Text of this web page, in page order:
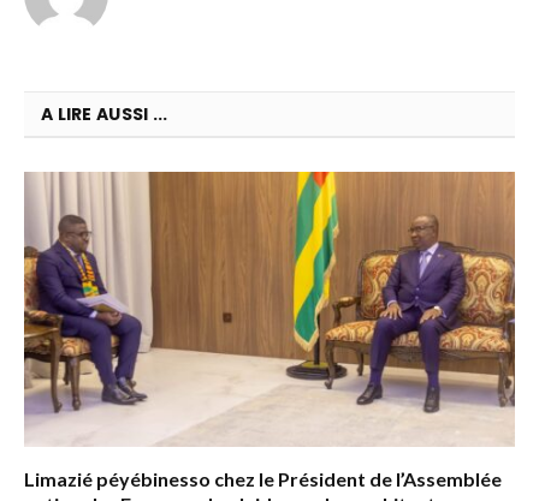
A LIRE AUSSI ...
Limazié péyébinesso chez le Président de l’Assemblée